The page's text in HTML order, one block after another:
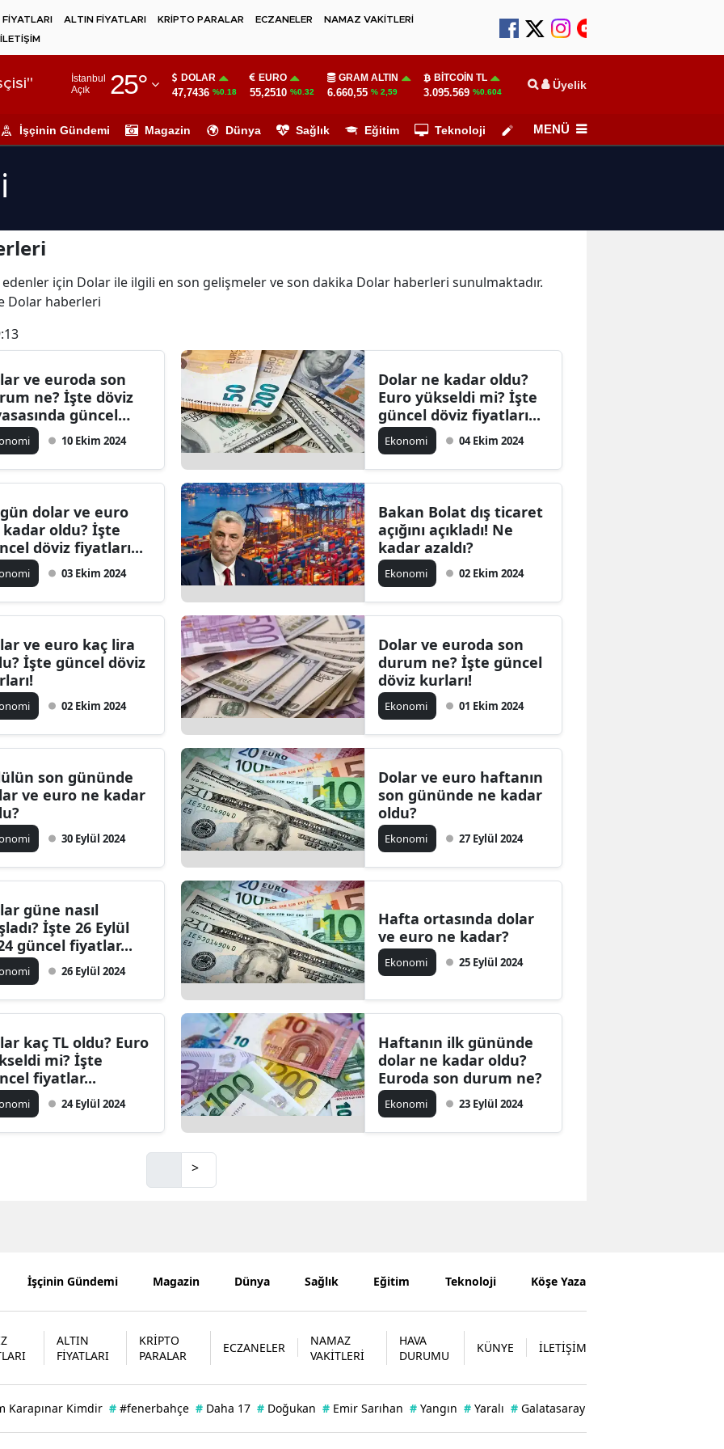
ALTIN FİYATLARI KRİPTO PARALAR ECZANELER
NAMAZ VAKİTLERİ
İLETİŞİM
İstanbul
Açık
25°
Adıyaman
Ağrı
Artvin
Balıkesir
Bilecik
Bingöl
Bitlis
Bolu
Burdur
Bursa
Çanakkale
Çankırı
Çorum
Diyarbakır
Edirne
Elazığ
Erzurum
Eskişehir
Gaziantep
Giresun
Gümüşhane
Hakkari
Hatay
Mersin
Kayseri
Kırklareli
Kırşehir
Konya
DOLAR
47,7436 %0.18
EURO
55,2510 %0.32
GRAM ALTIN
6.660,55 % 2,59
BITCOIN TL
3.095.569 %0.604 Üyelik
İşçinin Gündemi Magazin Dünya Sağlık Eğitim Teknoloji Köşe Yazarları
MENÜ
için Dolar ile ilgili en son gelişmeler ve son dakika Dolar haberleri sunulmaktadır.
Dolar haberleri
ve euroda son
ne? İşte döviz
güncel
10 Ekim 2024
Dolar ne kadar oldu?
Euro yükseldi mi? İşte
güncel döviz fiyatları...
Ekonomi 04 Ekim 2024
dolar ve euro
kadar oldu? İşte
döviz fiyatları...
03 Ekim 2024
Bakan Bolat dış ticaret
açığını açıkladı! Ne
kadar azaldı?
Ekonomi 02 Ekim 2024
ve euro kaç lira
İşte güncel döviz
02 Ekim 2024
Dolar ve euroda son
durum ne? İşte güncel
döviz kurları!
Ekonomi 01 Ekim 2024
son gününde
ve euro ne kadar
30 Eylül 2024
Dolar ve euro haftanın
son gününde ne kadar
oldu?
Ekonomi 27 Eylül 2024
güne nasıl
İşte 26 Eylül
güncel fiyatlar...
26 Eylül 2024
Hafta ortasında dolar
ve euro ne kadar?
Ekonomi 25 Eylül 2024
kaç TL oldu? Euro
mi? İşte
fiyatlar...
24 Eylül 2024
Haftanın ilk gününde
dolar ne kadar oldu?
Euroda son durum ne?
Ekonomi 23 Eylül 2024
>
İşçinin Gündemi Magazin Dünya Sağlık Eğitim Teknoloji Köşe Yazarları
ALTIN
FİYATLARI
KRİPTO
PARALAR
ECZANELER
NAMAZ
VAKİTLERİ
HAVA
DURUMU
KÜNYE İLETİŞİM
Karapınar Kimdir # #fenerbahçe # Daha 17 # Doğukan # Emir Sarıhan # Yangın # Yaralı # Galatasaray'